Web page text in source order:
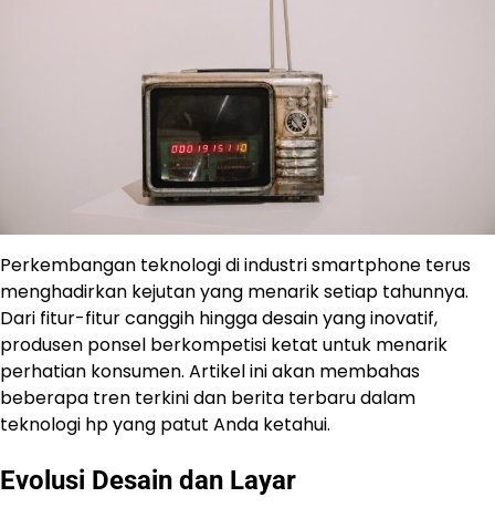
Perkembangan teknologi di industri smartphone terus
menghadirkan kejutan yang menarik setiap tahunnya.
Dari fitur-fitur canggih hingga desain yang inovatif,
produsen ponsel berkompetisi ketat untuk menarik
perhatian konsumen. Artikel ini akan membahas
beberapa tren terkini dan berita terbaru dalam
teknologi hp yang patut Anda ketahui.
Evolusi Desain dan Layar